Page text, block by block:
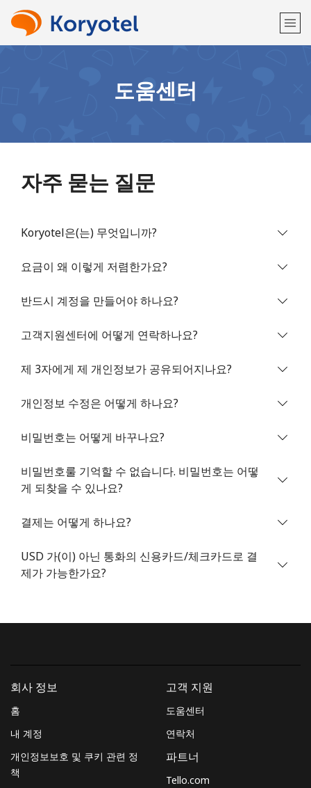
환영합니다!
또
비밀번호를 생성하지 않았습니다
대문자 및 소문자
숫자
특수 문자
가입하기
안녕하세요!
도움센터
자주 묻는 질문
Koryotel은(는) 무엇입니까?
요금이 왜 이렇게 저렴한가요?
반드시 계정을 만들어야 하나요?
고객지원센터에 어떻게 연락하나요?
제 3자에게 제 개인정보가 공유되어지나요?
개인정보 수정은 어떻게 하나요?
비밀번호는 어떻게 바꾸나요?
비밀번호룰 기억할 수 없습니다. 비밀번호는 어떻
게 되찾을 수 있나요?
결제는 어떻게 하나요?
USD 가(이) 아닌 통화의 신용카드/체크카드로 결
제가 가능한가요?
회사 정보
홈
내 계정
개인정보보호 및 쿠키 관련 정
책
고객 지원
도움센터
연락처
파트너
Tello.com